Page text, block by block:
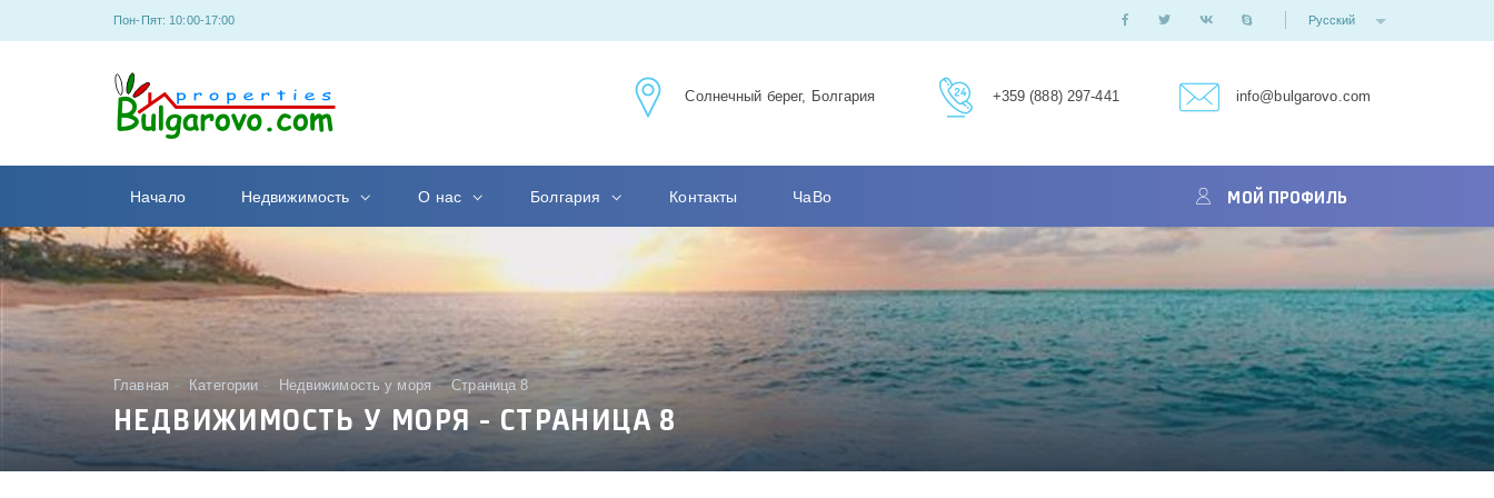
Пон-Пят: 10:00-17:00 Русский
Солнечный берег, Болгария +359 (888) 297-441 info@bulgarovo.com
Начало Недвижимость О нас Болгария Контакты ЧаВо МОЙ ПРОФИЛЬ
Главная Категории Недвижимость у моря Страница 8
НЕДВИЖИМОСТЬ У МОРЯ - СТРАНИЦА 8